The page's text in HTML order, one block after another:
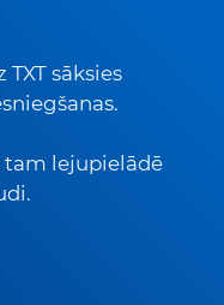
TXT sāksies
tam lejupielādē